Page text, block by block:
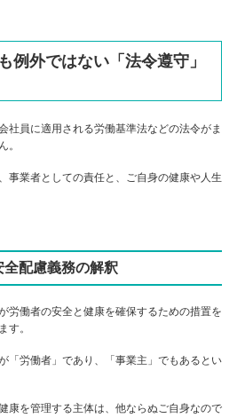
例外ではない「法令遵守」
社員に適用される労働基準法などの法令がま
。
事業者としての責任と、ご自身の健康や人生
配慮義務の解釈
労働者の安全と健康を確保するための措置を
す。
「労働者」であり、「事業主」でもあるとい
康を管理する主体は、他ならぬご自身なので